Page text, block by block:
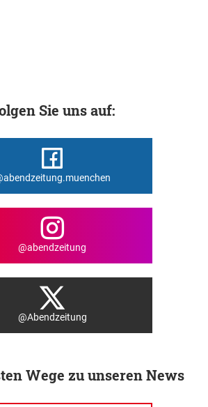
Sie uns auf:
@abendzeitung
@Abendzeitung
Wege zu unseren News